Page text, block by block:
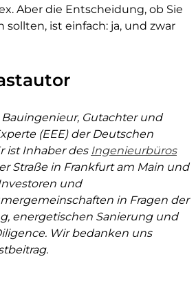
Aber die Entscheidung, ob Sie
sollten, ist einfach: ja, und zwar
Gutachter und
(EEE) der Deutschen
ist Inhaber des Ingenieurbüros
Straße in Frankfurt am Main und
und
in Fragen der
energetischen Sanierung und
Wir bedanken uns